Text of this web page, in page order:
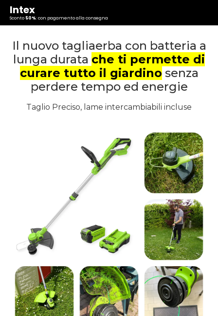
Intex
Sconto 50%: con pagamento alla consegna
Il nuovo tagliaerba con batteria a
lunga durata che ti permette di
curare tutto il giardino senza
perdere tempo ed energie
Taglio Preciso, lame intercambiabili incluse